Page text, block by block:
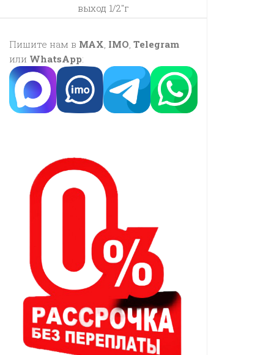
выход 1/2″г
Пишите нам в MAX, IMO, Telegram
или WhatsApp: